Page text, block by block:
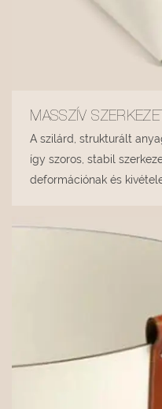
MASSZÍV
A szilárd, strukturált
így szoros, stabil
deformációnak és